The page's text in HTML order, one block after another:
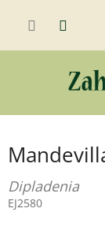
Dipladenia
EJ2580